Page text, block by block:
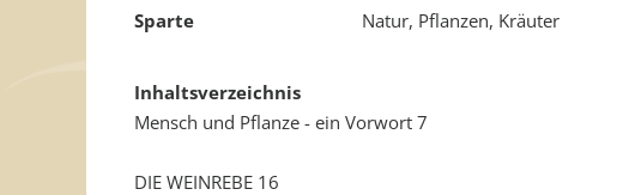
Sparte
Natur, Pflanzen, Kräuter
Inhaltsverzeichnis
Mensch und Pflanze - ein Vorwort 7
DIE WEINREBE 16